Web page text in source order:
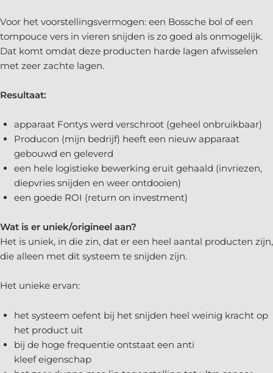
Voor het voorstellingsvermogen: een Bossche bol of een
tompouce vers in vieren snijden is zo goed als onmogelijk.
Dat komt omdat deze producten harde lagen afwisselen
met zeer zachte lagen.
Resultaat:
apparaat Fontys werd verschroot (geheel onbruikbaar)
Producon (mijn bedrijf) heeft een nieuw apparaat
gebouwd en geleverd
een hele logistieke bewerking eruit gehaald (invriezen,
diepvries snijden en weer ontdooien)
een goede ROI (return on investment)
Wat is er uniek/origineel aan?
Het is uniek, in die zin, dat er een heel aantal producten zijn,
die alleen met dit systeem te snijden zijn.
Het unieke ervan:
het systeem oefent bij het snijden heel weinig kracht op
het product uit
bij de hoge frequentie ontstaat een anti
kleef eigenschap